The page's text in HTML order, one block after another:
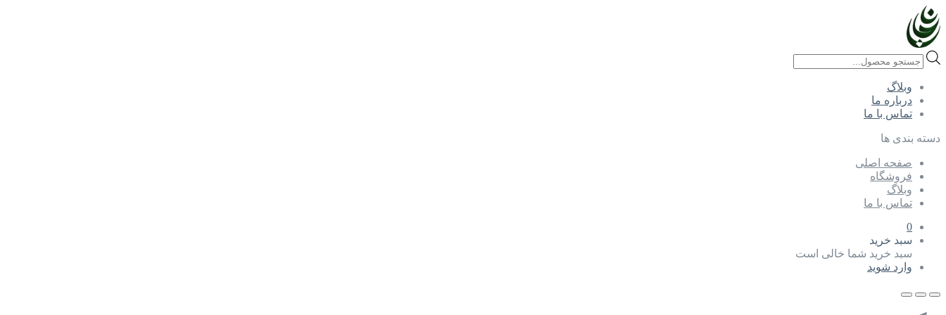
Products
search
وبلاگ
درباره ما
تماس با ما
دسته بندی ها
صفحه اصلی
فروشگاه
وبلاگ
تماس با ما
0
سبد خرید
سبد خرید شما خالی است
وارد شوید